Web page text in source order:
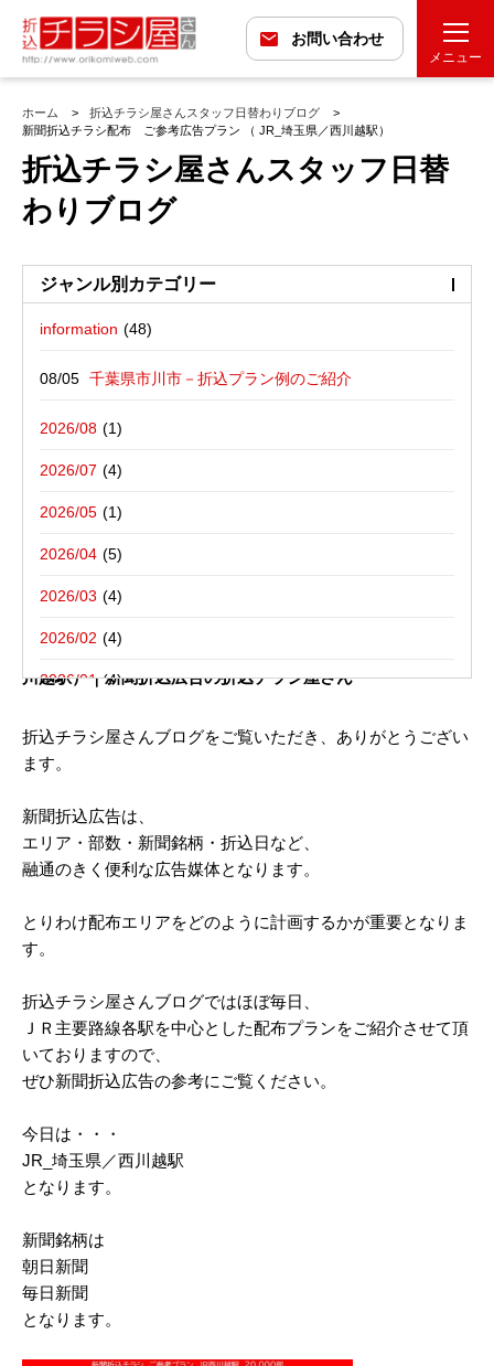
お問い合わせ
メニュー
ホーム
折込チラシ屋さんスタッフ日替わりブログ
新聞折込チラシ配布 ご参考広告プラン （ JR_埼玉県／西川越駅）
折込チラシ屋さんスタッフ日替
わりブログ
ジャンル別カテゴリー
information
折込広告配布プラン
最近の投稿
千葉県市川市－折込プラン例のご紹介
千葉県松戸市－折込プラン例のご紹介
愛媛県松山市－折込プラン例のご紹介
栃木県宇都宮市－折込プラン例のご紹介
東京都八王子市－折込プラン例のご紹介
バックナンバー
2026/08
2026/07
2026/05
2026/04
2026/03
2026/02
2026/01
2025/10
2025/08
2025/07
2025/05
2025/03
2025/02
2024/12
2024/11
2024/09
2024/08
デザイン・チラシ・印刷・折込配布を
一括でお受けする折込チラシ屋さんブ
新聞折込チラシ配布 ご参考広告プラン （ JR_埼玉県／西
川越駅）｜新聞折込広告の折込チラシ屋さん
折込チラシ屋さんブログをご覧いただき、ありがとうござい
ます。
新聞折込広告は、
エリア・部数・新聞銘柄・折込日など、
融通のきく便利な広告媒体となります。
とりわけ配布エリアをどのように計画するかが重要となりま
す。
折込チラシ屋さんブログではほぼ毎日、
ＪＲ主要路線各駅を中心とした配布プランをご紹介させて頂
いておりますので、
ぜひ新聞折込広告の参考にご覧ください。
今日は・・・
JR_埼玉県／西川越駅
となります。
新聞銘柄は
朝日新聞
毎日新聞
となります。